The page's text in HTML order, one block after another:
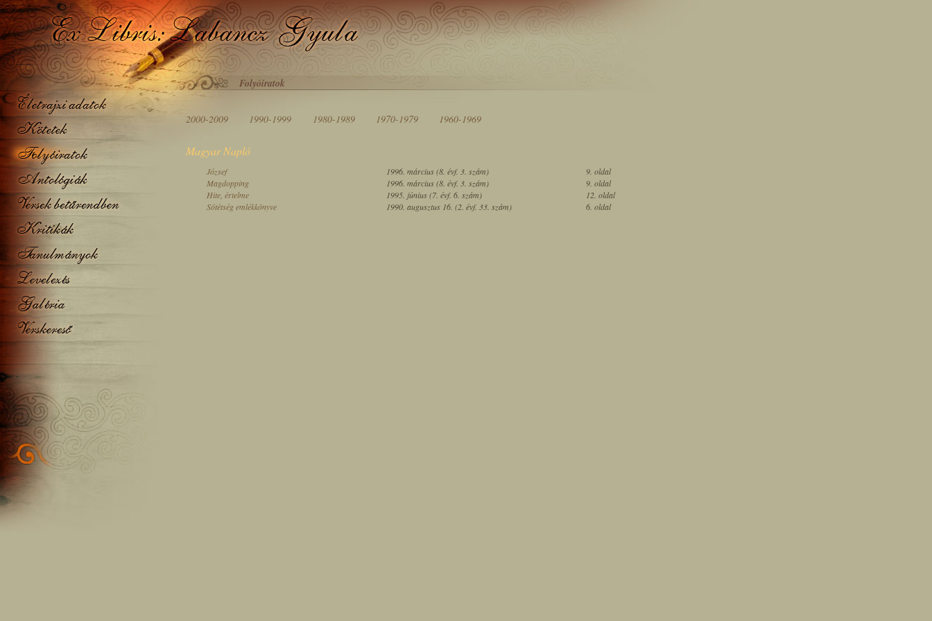
Folyóiratok
2000-2009 1990-1999 1980-1989 1970-1979 1960-1969
Magyar Napló
József 1996. március (8. évf. 3. szám)
9. oldal
Magdopping
1996. március (8. évf. 3. szám)
9. oldal
Hite, értelme
1995. június (7. évf. 6. szám)
12. oldal
Sötétség emlékkönyve
1990. augusztus 16. (2. évf. 33. szám) 6. oldal